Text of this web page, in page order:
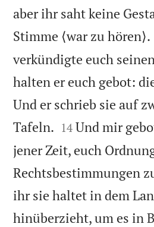
aber ihr saht keine
Stimme ⟨war zu hören⟩.
verkündigte euch
halten er euch gebot:
Und er schrieb sie auf
Tafeln. 

14 Und mir
jener Zeit, euch
Rechtsbestimmungen
ihr sie haltet in dem
hinüberzieht, um es in